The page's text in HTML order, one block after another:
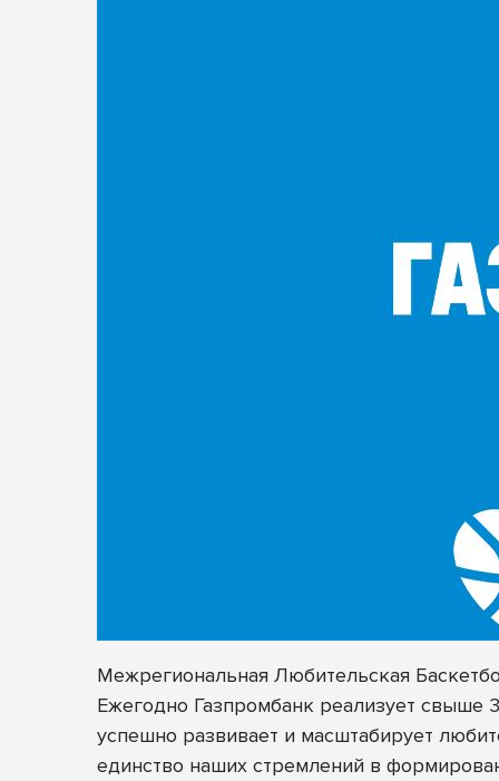
Межрегиональная Любительская
Ежегодно Газпромбанк реализует свыше
успешно развивает и масштабирует
единство наших стремлений в